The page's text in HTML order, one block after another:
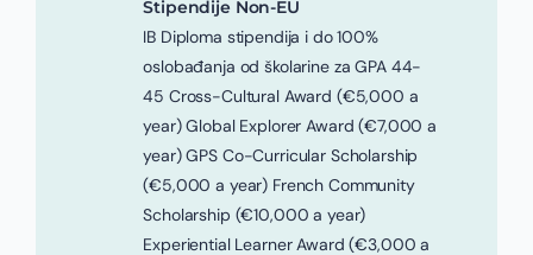
Stipendije Non-EU
IB Diploma stipendija i do 100%
oslobađanja od školarine za GPA 44-
45 Cross-Cultural Award (€5,000 a
year) Global Explorer Award (€7,000 a
year) GPS Co-Curricular Scholarship
(€5,000 a year) French Community
Scholarship (€10,000 a year)
Experiential Learner Award (€3,000 a